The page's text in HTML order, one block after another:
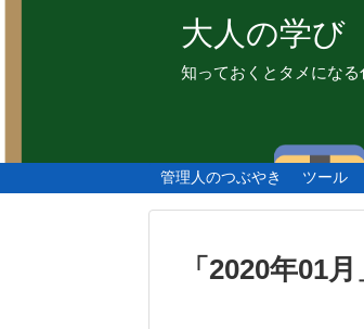
大人の学び
知っておくとタメにな
管理人のつぶやき ツール
「 2020年01月